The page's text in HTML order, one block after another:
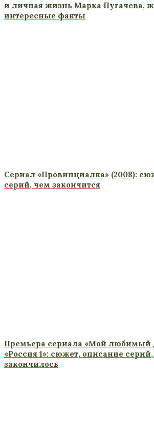
и личная жизнь Марка Пугачева,
интересные факты
Сериал «Провинциалка» (2008):
серий, чем закончится
Премьера сериала «Мой любимый
«Россия 1»: сюжет, описание
закончилось